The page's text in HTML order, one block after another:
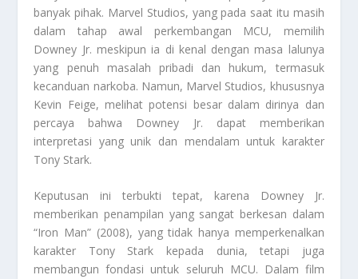
banyak pihak. Marvel Studios, yang pada saat itu masih
dalam tahap awal perkembangan MCU, memilih
Downey Jr. meskipun ia di kenal dengan masa lalunya
yang penuh masalah pribadi dan hukum, termasuk
kecanduan narkoba. Namun, Marvel Studios, khususnya
Kevin Feige, melihat potensi besar dalam dirinya dan
percaya bahwa Downey Jr. dapat memberikan
interpretasi yang unik dan mendalam untuk karakter
Tony Stark.
Keputusan ini terbukti tepat, karena Downey Jr.
memberikan penampilan yang sangat berkesan dalam
“Iron Man” (2008), yang tidak hanya memperkenalkan
karakter Tony Stark kepada dunia, tetapi juga
membangun fondasi untuk seluruh MCU. Dalam film